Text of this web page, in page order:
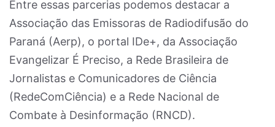
Entre essas parcerias podemos destacar a
Associação das Emissoras de Radiodifusão do
Paraná (Aerp), o portal IDe+, da Associação
Evangelizar É Preciso, a Rede Brasileira de
Jornalistas e Comunicadores de Ciência
(RedeComCiência) e a Rede Nacional de
Combate à Desinformação (RNCD).